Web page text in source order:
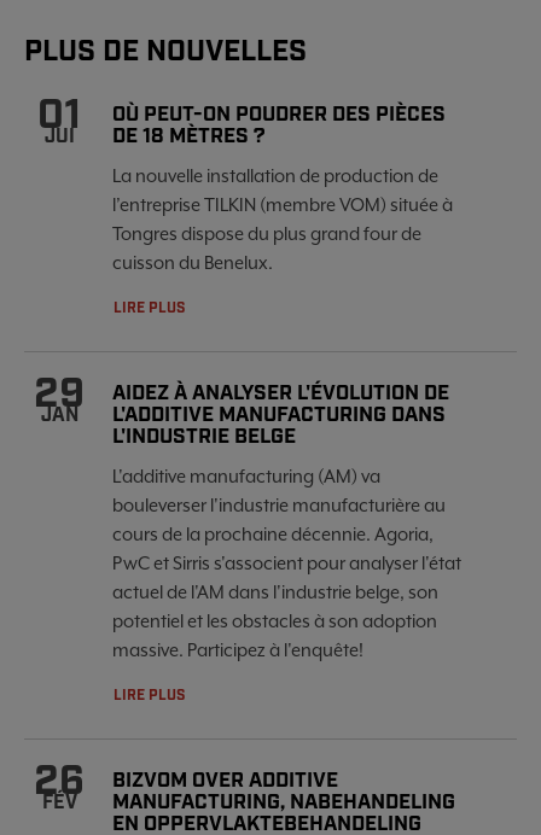
PLUS DE NOUVELLES
01
JUI
OÙ PEUT-ON POUDRER DES PIÈCES
DE 18 MÈTRES ?
La nouvelle installation de production de
l’entreprise TILKIN (membre VOM) située à
Tongres dispose du plus grand four de
cuisson du Benelux.
LIRE PLUS
29
JAN
AIDEZ À ANALYSER L'ÉVOLUTION DE
L'ADDITIVE MANUFACTURING DANS
L'INDUSTRIE BELGE
L'additive manufacturing (AM) va
bouleverser l'industrie manufacturière au
cours de la prochaine décennie. Agoria,
PwC et Sirris s'associent pour analyser l'état
actuel de l'AM dans l'industrie belge, son
potentiel et les obstacles à son adoption
massive. Participez à l'enquête!
LIRE PLUS
26
FÉV
BIZVOM OVER ADDITIVE
MANUFACTURING, NABEHANDELING
EN OPPERVLAKTEBEHANDELING